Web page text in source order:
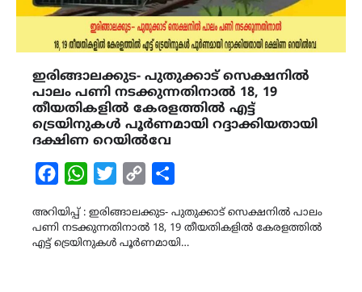
ഇരിങ്ങാലക്കുട- പുതുക്കാട് സെക്ഷനിൽ
പാലം പണി നടക്കുന്നതിനാൽ 18, 19
തീയതികളിൽ കേരളത്തിൽ എട്ട്
ട്രെയിനുകൾ പൂർണമായി റദ്ദാക്കിയതായി
ദക്ഷിണ റെയിൽവേ
FacebookWhatsAppTwitterCopy
അറിയിപ്പ് : ഇരിങ്ങാലക്കുട- പുതുക്കാട് സെക്ഷനിൽ പാലം
പണി നടക്കുന്നതിനാൽ 18, 19 തീയതികളിൽ കേരളത്തിൽ
എട്ട് ട്രെയിനുകൾ പൂർണമായി…